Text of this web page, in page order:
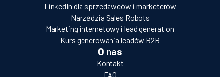
LinkedIn dla sprzedawców i marketerów
Narzędzia Sales Robots
Marketing internetowy i lead generation
Kurs generowania leadów B2B
O nas
Kontakt
FAQ